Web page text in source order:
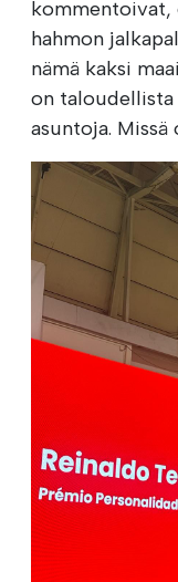
kommentoivat,
hahmon
nämä kaksi
on
asuntoja.